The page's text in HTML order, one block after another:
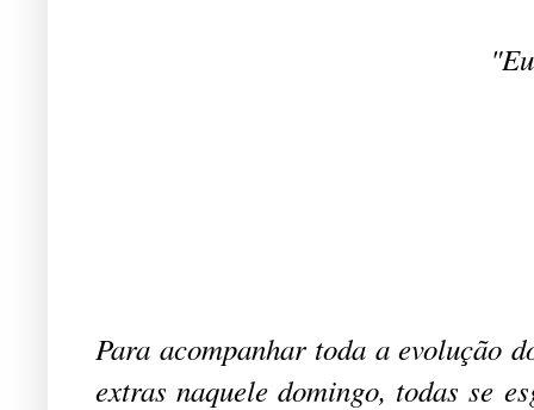
"
Para acompanhar toda a evolução
extras naquele domingo, todas se